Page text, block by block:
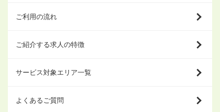
ご利用の流れ
ご紹介する求人の特徴
サービス対象エリア一覧
よくあるご質問